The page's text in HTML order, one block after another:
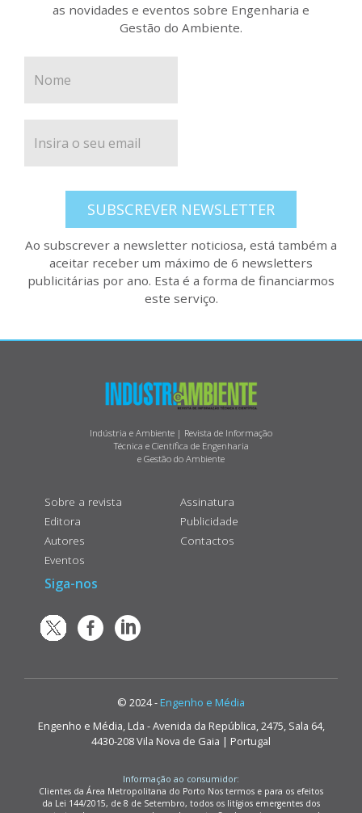
as novidades e eventos sobre Engenharia e
Gestão do Ambiente.
SUBSCREVER NEWSLETTER
Ao subscrever a newsletter noticiosa, está também a
aceitar receber um máximo de 6 newsletters
publicitárias por ano. Esta é a forma de financiarmos
este serviço.
Indústria e Ambiente | Revista de Informação
Técnica e Científica de Engenharia
e Gestão do Ambiente
Sobre a revista
Editora
Autores
Eventos
Assinatura
Publicidade
Contactos
Siga-nos
© 2024 - Engenho e Média
Engenho e Média, Lda - Avenida da República, 2475, Sala 64,
4430-208 Vila Nova de Gaia | Portugal
Informação ao consumidor:
Clientes da Área Metropolitana do Porto Nos termos e para os efeitos
da Lei 144/2015, de 8 de Setembro, todos os litígios emergentes dos